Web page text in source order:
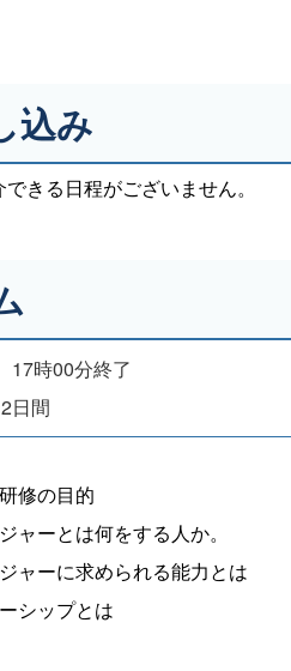
込み
きる日程がございません。
17時00分終了
日間
修の目的
ャーとは何をする人か。
ャーに求められる能力とは
シップとは